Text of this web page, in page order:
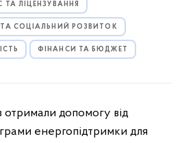
ТА ЛІЦЕНЗУВАННЯ
СОЦІАЛЬНИЙ РОЗВИТОК
ФІНАНСИ ТА БЮДЖЕТ
отримали допомогу від
енергопідтримки для